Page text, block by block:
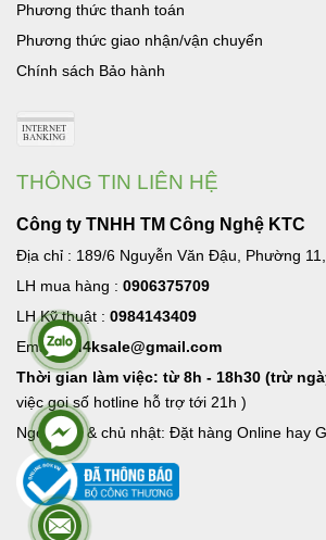
Phương thức thanh toán
Phương thức giao nhận/vận chuyển
Chính sách Bảo hành
THÔNG TIN LIÊN HỆ
Công ty TNHH TM Công Nghệ KTC
Địa chỉ : 189/6 Nguyễn Văn Đậu, Phường
LH mua hàng : 0906375709
LH Kỹ thuật : 0984143409
Email:hd4ksale@gmail.com
Thời gian làm việc: từ 8h - 18h30 (trừ
việc goi số hotline hỗ trợ tới 21h )
Ngoài giờ & chủ nhật: Đặt hàng Online hay